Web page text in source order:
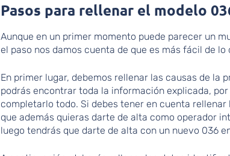
Pasos para rellenar el modelo
Aunque en un primer momento puede parecer un
el paso nos damos cuenta de que es más fácil de lo
En primer lugar, debemos rellenar las causas de la
podrás encontrar toda la información explicada,
completarlo todo. Si debes tener en cuenta rellenar
que además quieras darte de alta como operador
luego tendrás que darte de alta con un nuevo 036